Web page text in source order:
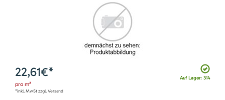
Auf Lager: 314
22,61€*
pro m²
*inkl. MwSt zzgl. Versand